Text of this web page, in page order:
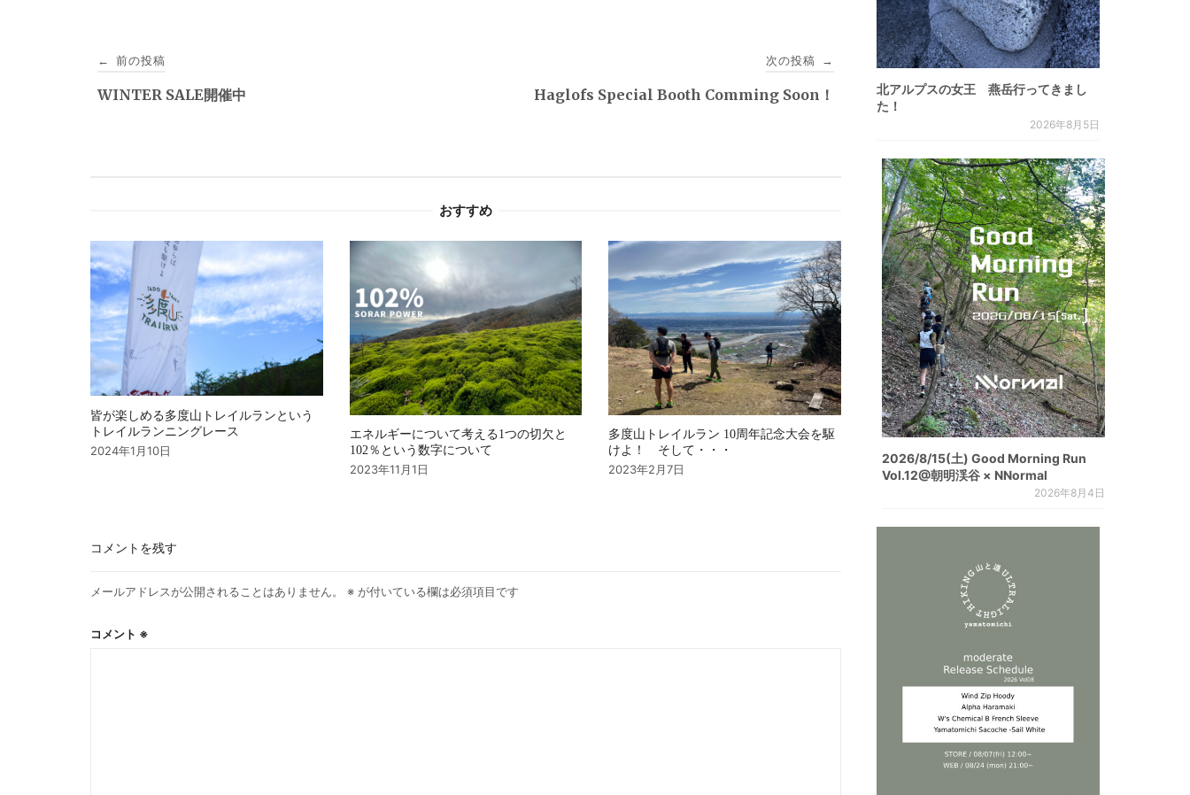
稿
シ
ョ
ン
← 前の投稿
WINTER SALE開催中
次の投稿 →
Haglofs Special Booth Comming Soon！
おすすめ
皆が楽しめる多度山トレイルランという
トレイルランニングレース
2024年1月10日
エネルギーについて考える1つの切欠と
102％という数字について
2023年11月1日
多度山トレイルラン 10周年記念大会を駆
けよ！ そして・・・
2023年2月7日
コメントを残す
メールアドレスが公開されることはありません。 ※ が付いている欄は必須項目です
コメント ※
北アルプスの女王 燕岳行ってきまし
た！
2026年8月5日
2026/8/15(土) Good Morning Run
Vol.12@朝明渓谷 × NNormal
2026年8月4日